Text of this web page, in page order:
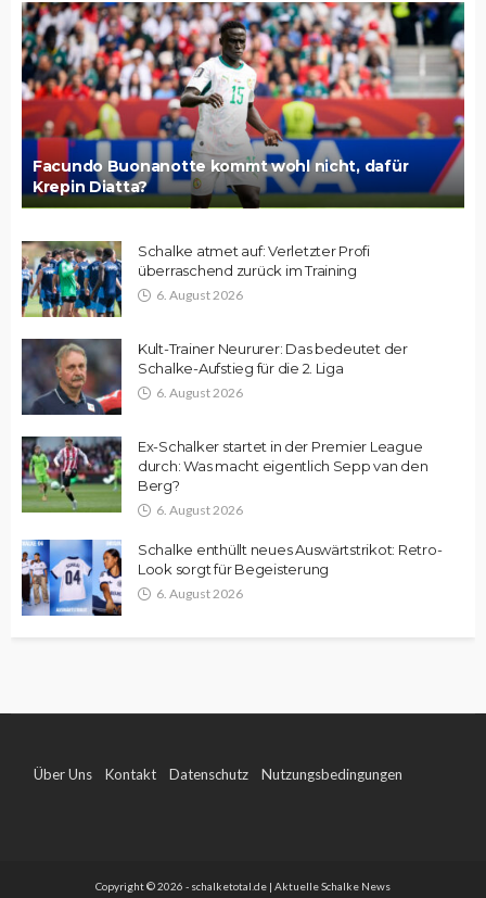
Facundo Buonanotte kommt wohl nicht, dafür
Krepin Diatta?
Schalke atmet auf: Verletzter Profi
überraschend zurück im Training
6. August 2026
Kult-Trainer Neururer: Das bedeutet der
Schalke-Aufstieg für die 2. Liga
6. August 2026
Ex-Schalker startet in der Premier League
durch: Was macht eigentlich Sepp van den
Berg?
6. August 2026
Schalke enthüllt neues Auswärtstrikot: Retro-
Look sorgt für Begeisterung
6. August 2026
Über Uns Kontakt Datenschutz Nutzungsbedingungen
Copyright © 2026 - schalketotal.de | Aktuelle Schalke News